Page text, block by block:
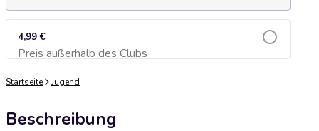
4,99 €
Preis außerhalb des ClubsZum Warenkorb hinzufügen
Startseite Jugend
Beschreibung